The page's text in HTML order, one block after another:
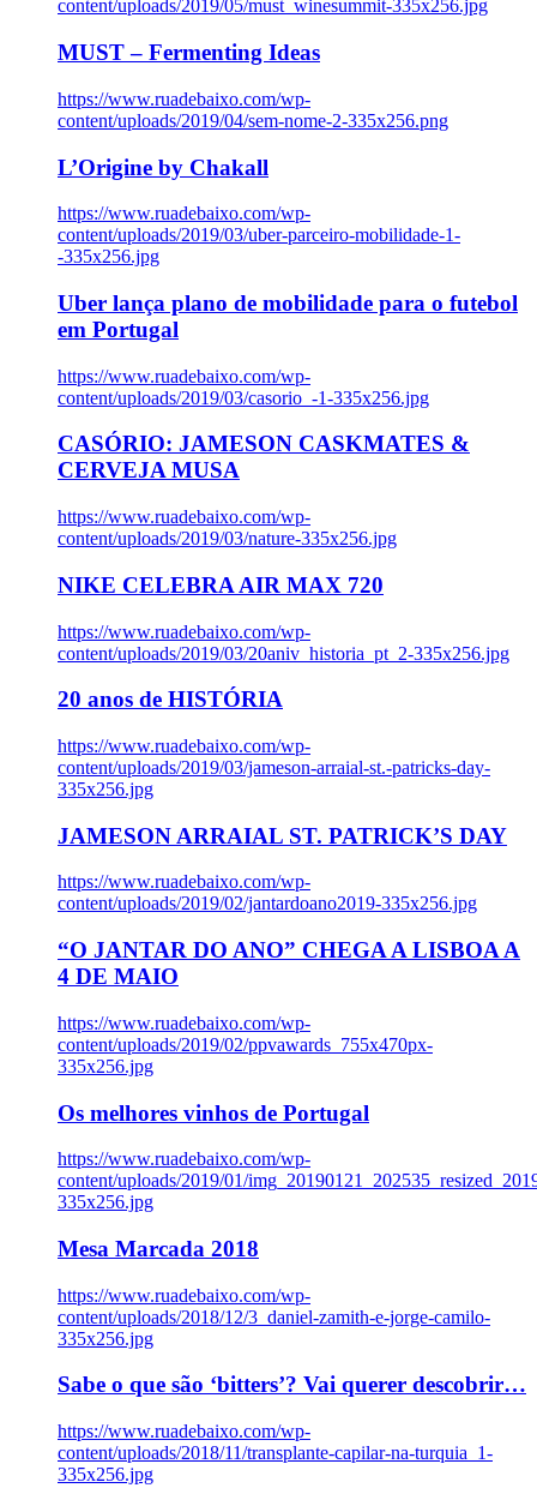
content/uploads/2019/05/must_winesummit-335x256.jpg
MUST – Fermenting Ideas
https://www.ruadebaixo.com/wp-
content/uploads/2019/04/sem-nome-2-335x256.png
L’Origine by Chakall
https://www.ruadebaixo.com/wp-
content/uploads/2019/03/uber-parceiro-mobilidade-1-
-335x256.jpg
Uber lança plano de mobilidade para o futebol
em Portugal
https://www.ruadebaixo.com/wp-
content/uploads/2019/03/casorio_-1-335x256.jpg
CASÓRIO: JAMESON CASKMATES &
CERVEJA MUSA
https://www.ruadebaixo.com/wp-
content/uploads/2019/03/nature-335x256.jpg
NIKE CELEBRA AIR MAX 720
https://www.ruadebaixo.com/wp-
content/uploads/2019/03/20aniv_historia_pt_2-335x256.jpg
20 anos de HISTÓRIA
https://www.ruadebaixo.com/wp-
content/uploads/2019/03/jameson-arraial-st.-patricks-day-
335x256.jpg
JAMESON ARRAIAL ST. PATRICK’S DAY
https://www.ruadebaixo.com/wp-
content/uploads/2019/02/jantardoano2019-335x256.jpg
“O JANTAR DO ANO” CHEGA A LISBOA A
4 DE MAIO
https://www.ruadebaixo.com/wp-
content/uploads/2019/02/ppvawards_755x470px-
335x256.jpg
Os melhores vinhos de Portugal
https://www.ruadebaixo.com/wp-
content/uploads/2019/01/
335x256.jpg
Mesa Marcada 2018
https://www.ruadebaixo.com/wp-
content/uploads/2018/12/3_daniel-zamith-e-jorge-camilo-
335x256.jpg
Sabe o que são ‘bitters’? Vai querer descobrir…
https://www.ruadebaixo.com/wp-
content/uploads/2018/11/transplante-capilar-na-turquia_1-
335x256.jpg